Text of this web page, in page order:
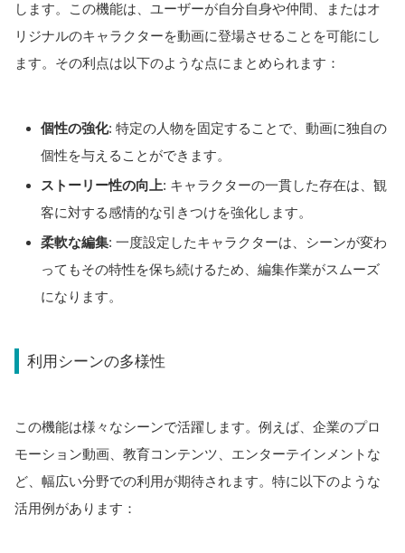
します。この機能は、ユーザーが自分自身や仲間、またはオ
リジナルのキャラクターを動画に登場させることを可能にし
ます。その利点は以下のような点にまとめられます：
個性の強化: 特定の人物を固定することで、動画に独自の
個性を与えることができます。
ストーリー性の向上: キャラクターの一貫した存在は、観
客に対する感情的な引きつけを強化します。
柔軟な編集: 一度設定したキャラクターは、シーンが変わ
ってもその特性を保ち続けるため、編集作業がスムーズ
になります。
利用シーンの多様性
この機能は様々なシーンで活躍します。例えば、企業のプロ
モーション動画、教育コンテンツ、エンターテインメントな
ど、幅広い分野での利用が期待されます。特に以下のような
活用例があります：